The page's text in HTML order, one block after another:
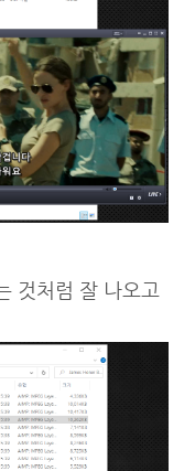
것처럼 잘 나오고